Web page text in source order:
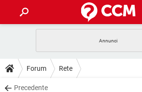
INTRATTENIMENTO
iOS
GUIDE
COVID-19
DOWNLOAD
Forum Rete
Precedente